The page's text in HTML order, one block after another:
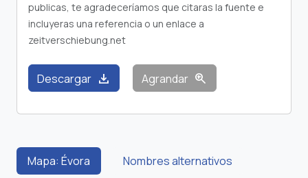
publicas, te agradeceríamos que citaras la fuente e
incluyeras una referencia o un enlace a
zeitverschiebung.net
Descargar download Agrandar zoom_in
Mapa: Évora Nombres alternativos